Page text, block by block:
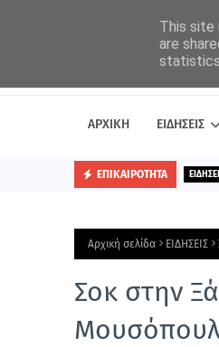
ΑΡΧΙΚΗ ΕΙΔΗΣΕΙΣ
ΕΠΙΚΑΙΡΟΤΗΤΑ
Αρχική σελίδα ΕΙΔΗΣΕΙΣ
Σοκ στην
This site
are